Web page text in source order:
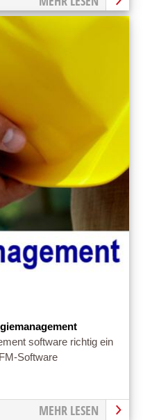
software richtig ein
Software
MEHR LESEN